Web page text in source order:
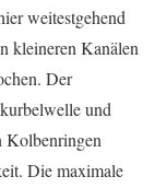
weitestgehend
kleineren Kanälen
Der
und
Kolbenringen
Die maximale